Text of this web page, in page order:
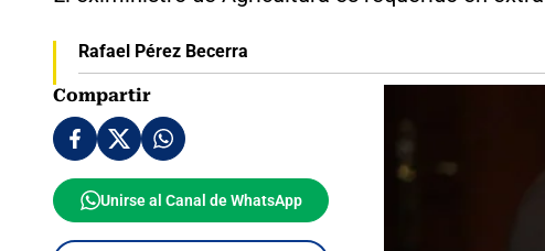
Rafael Pérez Becerra
Compartir
Unirse al Canal de WhatsApp